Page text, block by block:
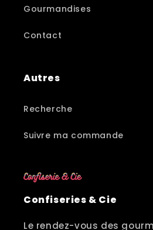
Gourmandises
Contact
Autres
Recherche
Suivre ma commande
Confiseries & Cie
Le rendez-vous des